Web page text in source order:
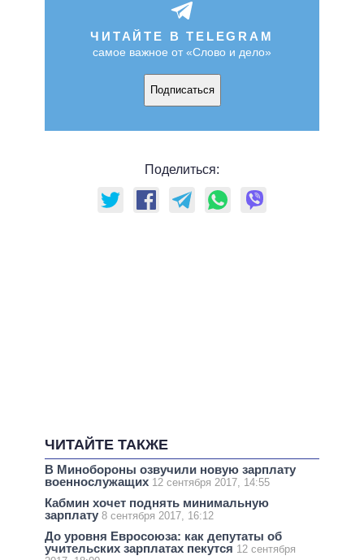
ЧИТАЙТЕ В TELEGRAM
самое важное от «Слово и дело»
Подписаться
Поделиться:
ЧИТАЙТЕ ТАКЖЕ
В Минобороны озвучили новую зарплату
военнослужащих 12 сентября 2017, 14:55
Кабмин хочет поднять минимальную
зарплату 8 сентября 2017, 16:12
До уровня Евросоюза: как депутаты об
учительских зарплатах пекутся 12 сентября